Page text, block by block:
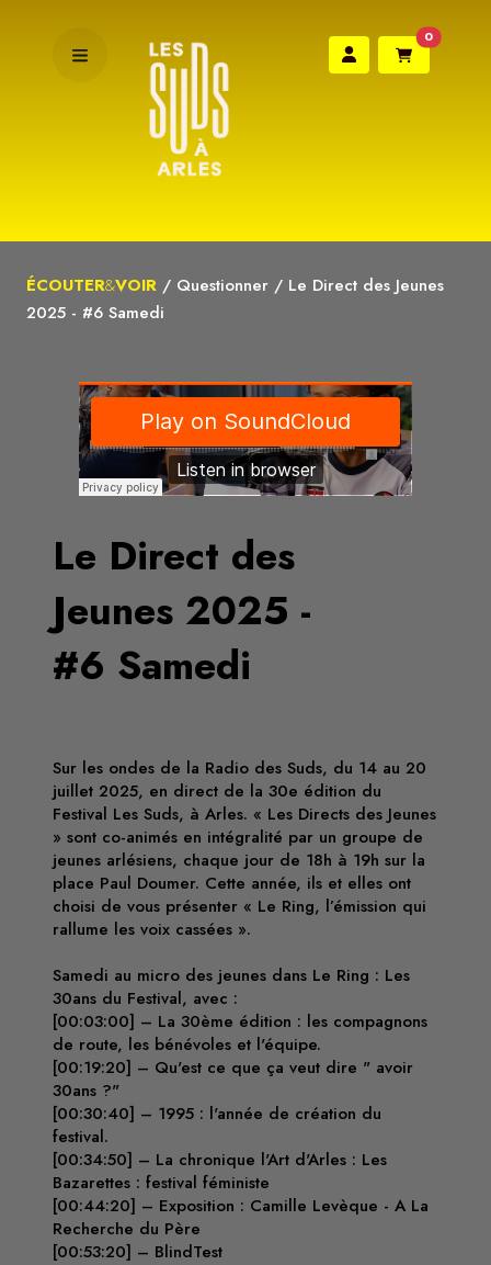
0
ÉCOUTER&VOIR / Questionner / Le Direct des Jeunes
2025 - #6 Samedi
Le Direct des
Jeunes 2025 -
#6 Samedi
Sur les ondes de la Radio des Suds, du 14 au 20
juillet 2025, en direct de la 30e édition du
Festival Les Suds, à Arles. « Les Directs des Jeunes
» sont co-animés en intégralité par un groupe de
jeunes arlésiens, chaque jour de 18h à 19h sur la
place Paul Doumer. Cette année, ils et elles ont
choisi de vous présenter « Le Ring, l’émission qui
rallume les voix cassées ».
Samedi au micro des jeunes dans Le Ring : Les
30ans du Festival, avec :
[00:03:00] – La 30ème édition : les compagnons
de route, les bénévoles et l'équipe.
[00:19:20] – Qu'est ce que ça veut dire " avoir
30ans ?"
[00:30:40] – 1995 : l'année de création du
festival.
[00:34:50] – La chronique l'Art d'Arles : Les
Bazarettes : festival féministe
[00:44:20] – Exposition : Camille Levèque - A La
Recherche du Père
[00:53:20] – BlindTest